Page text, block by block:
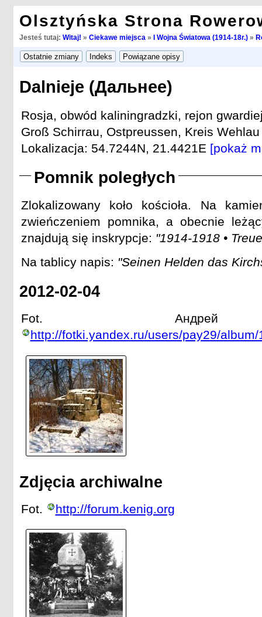
Olsztyńska Strona
Jesteś tutaj: Witaj! » Ciekawe miejsca » I Wojna Światowa (1914-18r.)»
Dalnieje (Дальнее)
Rosja, obwód kaliningradzki, rejon
Groß Schirrau, Ostpreussen, Kreis
Lokalizacja: 54.7244N, 21.4421E [pokaż
Pomnik poległych
Zlokalizowany koło kościoła. Na
zwieńczeniem pomnika, a obecnie
znajdują się inskrypcje: "1914-1918 •
Na tablicy napis: "Seinen Helden das
2012-02-04
Fot. Андрей
http://fotki.yandex.ru/users/pay29/album/
Zdjęcia archiwalne
Fot. http://forum.kenig.org